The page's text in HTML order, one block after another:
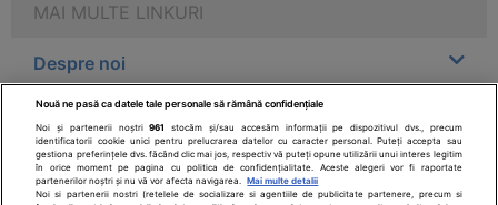
MAI MULTE LINKURI
Despre noi
Legal
Drepturile consumatorului
Nouă ne pasă ca datele tale personale să rămână confidențiale
Noi și partenerii noștri961
stocăm și/sau accesăm informații pe dispozitivul dvs., precum
identificatorii cookie unici pentru prelucrarea datelor cu caracter personal. Puteți accepta sau
gestiona preferințele dvs. făcând clic mai jos, respectiv vă puteți opune utilizării unui interes legitim
în orice moment pe pagina cu politica de confidențialitate. Aceste alegeri vor fi raportate
partenerilor noștri și nu vă vor afecta navigarea.
Mai multe detalii
Noi si partenerii nostri (retelele de socializare si agentiile de publicitate partenere, precum si